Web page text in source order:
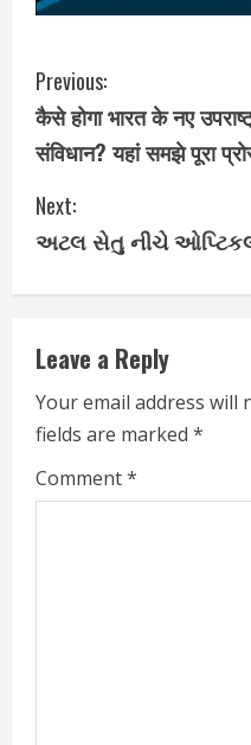
C
o
n
t
i
n
u
e
R
Previous:
कैसे होगा भारत के नए
संविधान? यहां समझे पूरा
Next:
અટલ સેતુ નીચે
Leave a Reply
Your email address will
fields are marked *
Comment*